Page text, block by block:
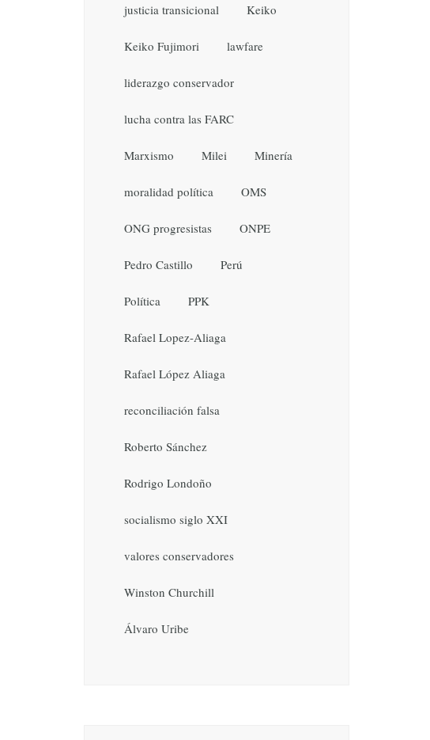
justicia transicional Keiko
Keiko Fujimori lawfare
liderazgo conservador
lucha contra las FARC
Marxismo Milei Minería
moralidad política OMS
ONG progresistas ONPE
Pedro Castillo Perú
Política PPK
Rafael Lopez-Aliaga
Rafael López Aliaga
reconciliación falsa
Roberto Sánchez
Rodrigo Londoño
socialismo siglo XXI
valores conservadores
Winston Churchill
Álvaro Uribe